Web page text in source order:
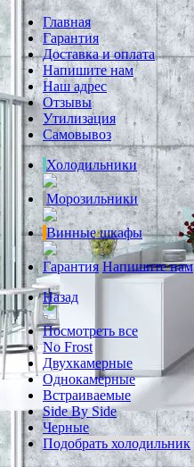
Главная
Гарантия
Доставка и оплата
Напишите нам
Наш адрес
Отзывы
Утилизация
Самовывоз
Холодильники
Морозильники
Винные шкафы
Гарантия Напишите нам
Назад
Посмотреть все
No Frost
Двухкамерные
Однокамерные
Встраиваемые
Side By Side
Черные
Подобрать холодильник